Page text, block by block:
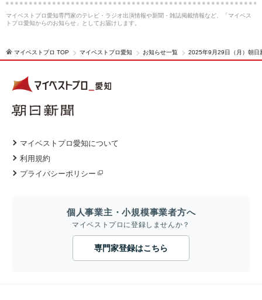
マイベストプロ愛知専門家のテレビ・ラジオ出演情報や新聞・雑誌掲載情報など、「マイベス
トプロ愛知からのお知らせ」としてお届けします。
マイベストプロ TOP マイベストプロ愛知 お知らせ一覧 2025年9月29日（月）朝日
マイベストプロ愛知について
利用規約
プライバシーポリシー
個人事業主・小規模事業者方へ
マイベストプロに登録しませんか？
専門家登録はこちら